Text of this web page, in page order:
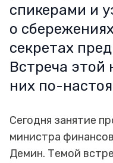
спикерами и
о
секретах
Встреча этой
них по-
Сегодня занятие
министра
Демин. Темой